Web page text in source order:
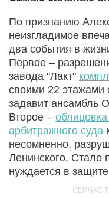
По признанию
неизгладимое
два события в
Первое –
завода "Лакт"
своими 22
задавит ансамбль
Второе –
арбитражного суда
несомненно,
Ленинского. Стало
нуждается в